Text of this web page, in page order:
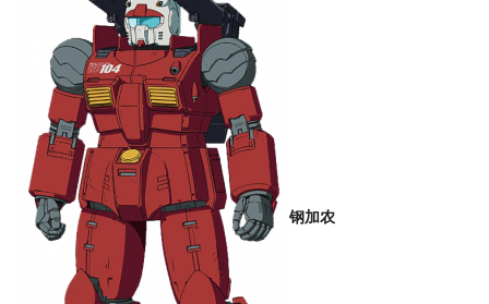
钢加农